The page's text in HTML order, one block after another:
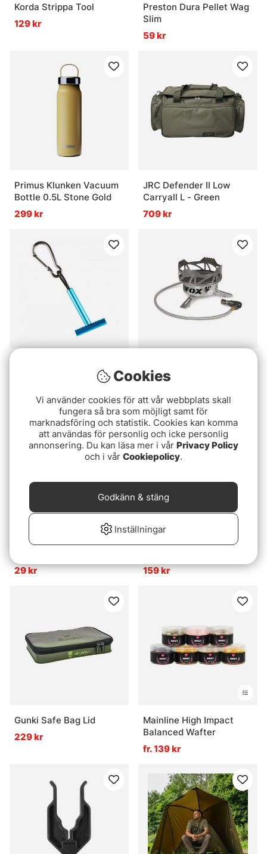
Korda Strippa Tool
129 kr
Preston Dura Pellet Wag
Slim
59 kr
Primus Klunken Vacuum
Bottle 0.5L Stone Gold
299 kr
JRC Defender II Low
Carryall L - Green
709 kr
Infrared Stove
Meiho Accessories Box,
Clear
29 kr
Meiho Betesask Salt Out,
159 kr
Gunki Safe Bag Lid
229 kr
Mainline High Impact
Balanced Wafter
fr. 139 kr
Cookies
Vi använder cookies för att vår webbplats skall
fungera så bra som möjligt samt för
marknadsföring och statistik. Cookies kan komma
att användas för personlig och icke personlig
annonsering. Du kan läsa mer i vår Privacy Policy
och i vår Cookiepolicy.
Inställningar
Godkänn & stäng